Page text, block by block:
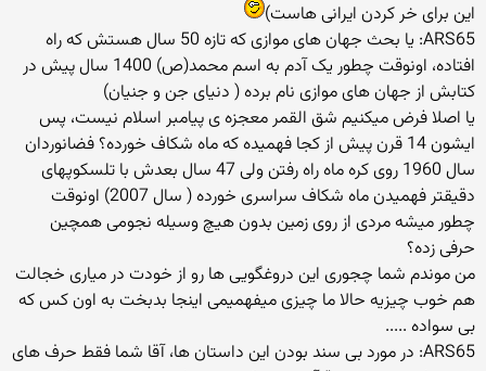
این برای خر كردن ایرانی هاست)
ARS65: یا بحث جهان های موازی که تازه 50 سال هستش که راه
افتاده، اونوقت چطور یک آدم به اسم محمد(ص) 1400 سال پیش در
کتابش از جهان های موازی نام برده ( دنیای جن و جنیان)
یا اصلا فرض میکنیم شق القمر معجزه ی پیامبر اسلام نیست، پس
ایشون 14 قرن پیش از کجا فهمیده که ماه شکاف خورده؟ فضانوردان
سال 1960 روی کره ماه راه رفتن ولی 47 سال بعدش با تلسکوپهای
دقیقتر فهمیدن ماه شکاف سراسری خورده ( سال 2007) اونوقت
چطور میشه مردی از روی زمین بدون هیچ وسیله نجومی همچین
حرفی زده؟
من موندم شما چجوری این دروغگویی ها رو از خودت در میاری خجالت
هم خوب چیزیه حالا ما چیزی میفهمیمی اینجا بدبخت به اون كس كه
بی سواده .....
ARS65: در مورد بی سند بودن این داستان ها، آقا شما فقط حرف های